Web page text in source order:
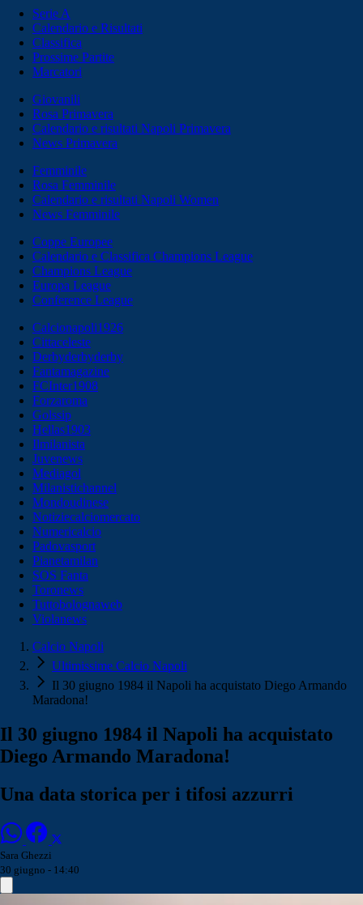
Serie A
Calendario e Risultati
Classifica
Prossime Partite
Marcatori
Giovanili
Rosa Primavera
Calendario e risultati Napoli Primavera
News Primavera
Femminile
Rosa Femminile
Calendario e risultati Napoli Women
News Femminile
Coppe Europee
Calendario e Classifica Champions League
Champions League
Europa League
Conference League
Calcionapoli1926
Cittaceleste
Derbyderbyderby
Fantamagazine
FCInter1908
Forzaroma
Golssip
Hellas1903
Ilmilanista
Juvenews
Mediagol
Milanistichannel
Mondoudinese
Notiziecalciomercato
Numericalcio
Padovasport
Pianetamilan
SOS Fanta
Toronews
Tuttobolognaweb
Violanews
Calcio Napoli
Ultimissime Calcio Napoli
Il 30 giugno 1984 il Napoli ha acquistato Diego Armando
Maradona!
Il 30 giugno 1984 il Napoli ha acquistato
Diego Armando Maradona!
Una data storica per i tifosi azzurri
Sara Ghezzi
30 giugno - 14:40